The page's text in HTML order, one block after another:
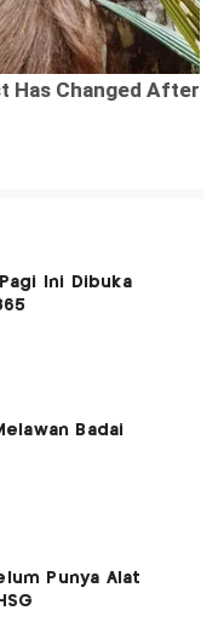
Ini Dibuka
Badai
Punya Alat